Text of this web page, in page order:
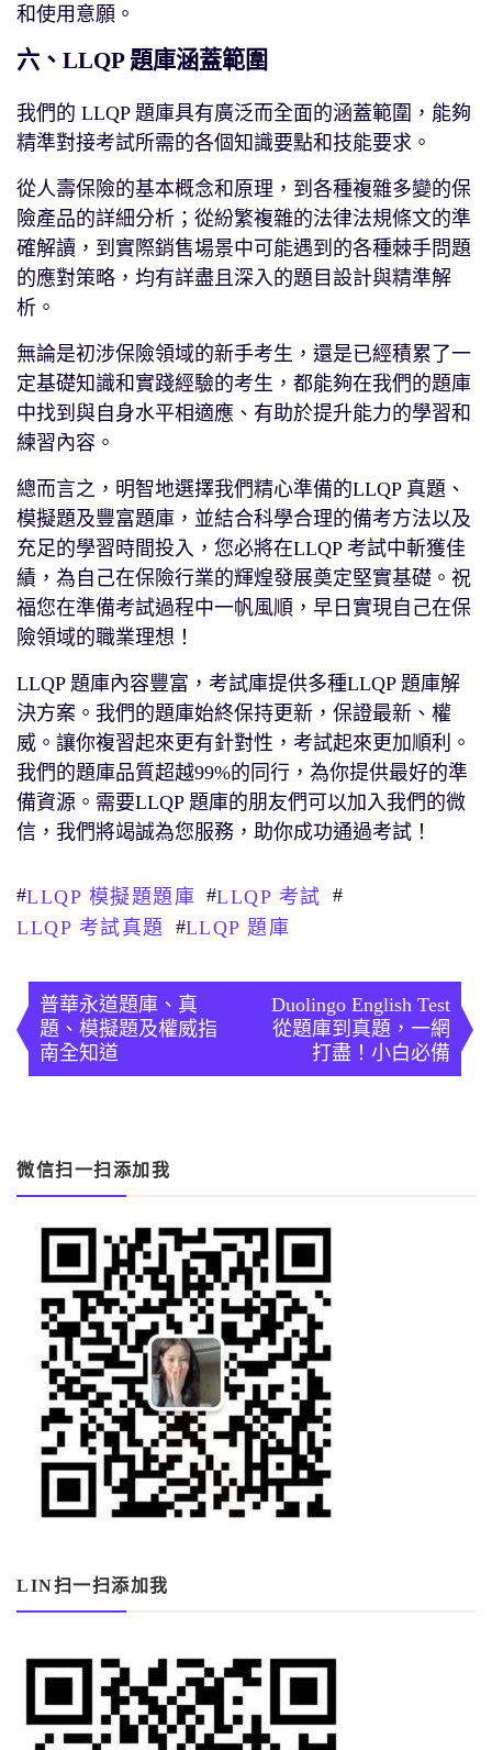
和使用意願。
六、LLQP 題庫涵蓋範圍
我們的 LLQP 題庫具有廣泛而全面的涵蓋範圍，能夠
精準對接考試所需的各個知識要點和技能要求。
從人壽保險的基本概念和原理，到各種複雜多變的保
險產品的詳細分析；從紛繁複雜的法律法規條文的準
確解讀，到實際銷售場景中可能遇到的各種棘手問題
的應對策略，均有詳盡且深入的題目設計與精準解
析。
無論是初涉保險領域的新手考生，還是已經積累了一
定基礎知識和實踐經驗的考生，都能夠在我們的題庫
中找到與自身水平相適應、有助於提升能力的學習和
練習內容。
總而言之，明智地選擇我們精心準備的LLQP 真題、
模擬題及豐富題庫，並結合科學合理的備考方法以及
充足的學習時間投入，您必將在LLQP 考試中斬獲佳
績，為自己在保險行業的輝煌發展奠定堅實基礎。祝
福您在準備考試過程中一帆風順，早日實現自己在保
險領域的職業理想！
LLQP 題庫內容豐富，考試庫提供多種LLQP 題庫解
決方案。我們的題庫始終保持更新，保證最新、權
威。讓你複習起來更有針對性，考試起來更加順利。
我們的題庫品質超越99%的同行，為你提供最好的準
備資源。需要LLQP 題庫的朋友們可以加入我們的微
信，我們將竭誠為您服務，助你成功通過考試！
#LLQP 模擬題題庫 #LLQP 考試 #
LLQP 考試真題
#LLQP 題庫
章
導
覽
普華永道題庫、真
題、模擬題及權威指
南全知道
Duolingo English Test
從題庫到真題，一網
打盡！小白必備
微信扫一扫添加我
LIN扫一扫添加我